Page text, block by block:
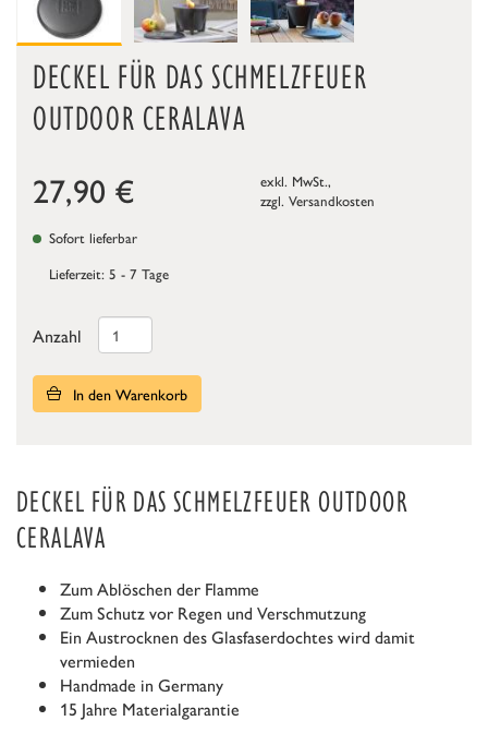
DECKEL FÜR DAS SCHMELZFEUER
OUTDOOR CERALAVA
27,90 €
exkl. MwSt.,
zzgl. Versandkosten
Sofort lieferbar
Lieferzeit: 5 - 7 Tage
Anzahl
In den Warenkorb
DECKEL FÜR DAS SCHMELZFEUER OUTDOOR
CERALAVA
Zum Ablöschen der Flamme
Zum Schutz vor Regen und Verschmutzung
Ein Austrocknen des Glasfaserdochtes wird damit
vermieden
Handmade in Germany
15 Jahre Materialgarantie